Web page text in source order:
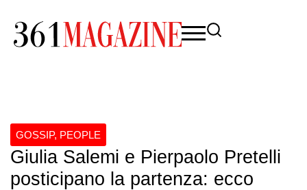
GOSSIP, PEOPLE
Giulia Salemi e Pierpaolo Pretelli
posticipano la partenza: ecco